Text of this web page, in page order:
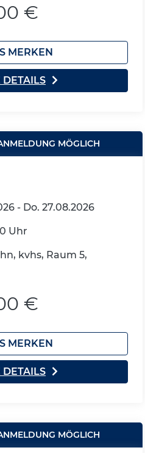
€
MERKEN
DETAILS
MÖGLICH
- Do. 27.08.2026
Uhr
kvhs, Raum 5,
€
MERKEN
DETAILS
MÖGLICH